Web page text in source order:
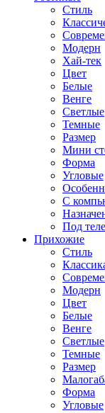
Стиль
Модерн
Хай-тек
Цвет
Белые
Венге
Светлые
Темные
Размер
Мини
Форма
Угловые
С
Под
Прихожие
Стиль
Модерн
Цвет
Белые
Венге
Светлые
Темные
Размер
Форма
Угловые